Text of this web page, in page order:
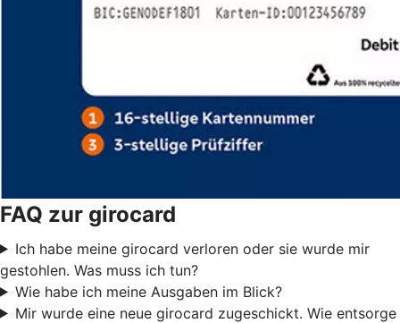
FAQ zur girocard
Ich habe meine girocard verloren oder sie wurde mir
gestohlen. Was muss ich tun?
Wie habe ich meine Ausgaben im Blick?
Mir wurde eine neue girocard zugeschickt. Wie entsorge